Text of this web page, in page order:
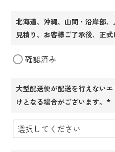
北海道、沖縄、山間・沿岸部
見積り、お客様ご了承後、正
確認済み
大型配送便が配送を行えない
けとなる場合がございます。